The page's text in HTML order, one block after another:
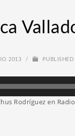
2013 / PUBLISHED
Rodríguez en